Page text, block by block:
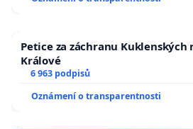
Petice za záchranu
Králové
6 963 podpisů
Oznámení o transparentnosti